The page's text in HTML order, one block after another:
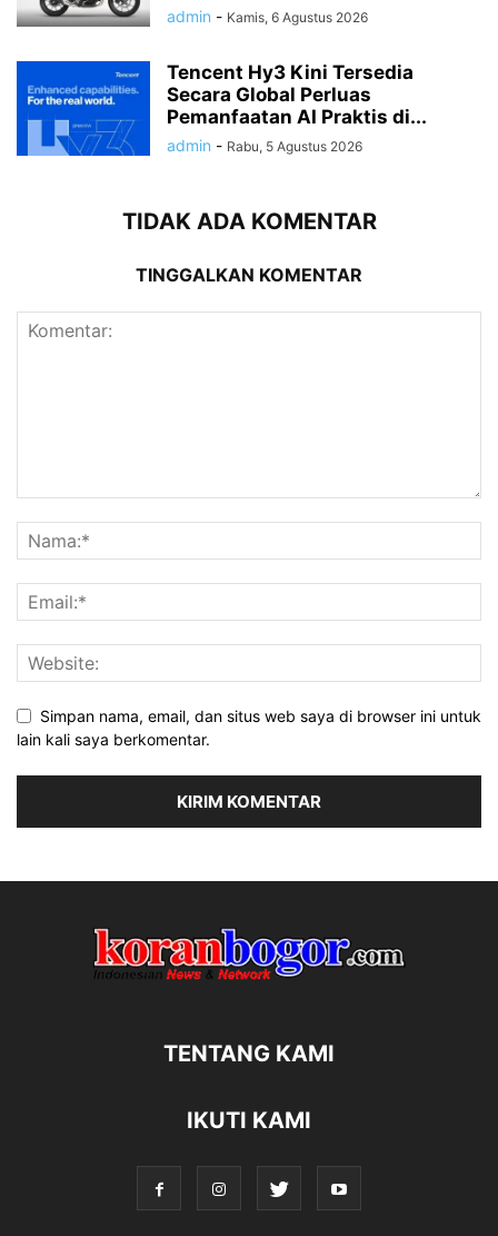
admin - Kamis, 6 Agustus 2026
Tencent Hy3 Kini Tersedia
Secara Global Perluas
Pemanfaatan AI Praktis di...
admin - Rabu, 5 Agustus 2026
TIDAK ADA KOMENTAR
TINGGALKAN KOMENTAR
Simpan nama, email, dan situs web saya di browser ini untuk
lain kali saya berkomentar.
TENTANG KAMI
IKUTI KAMI